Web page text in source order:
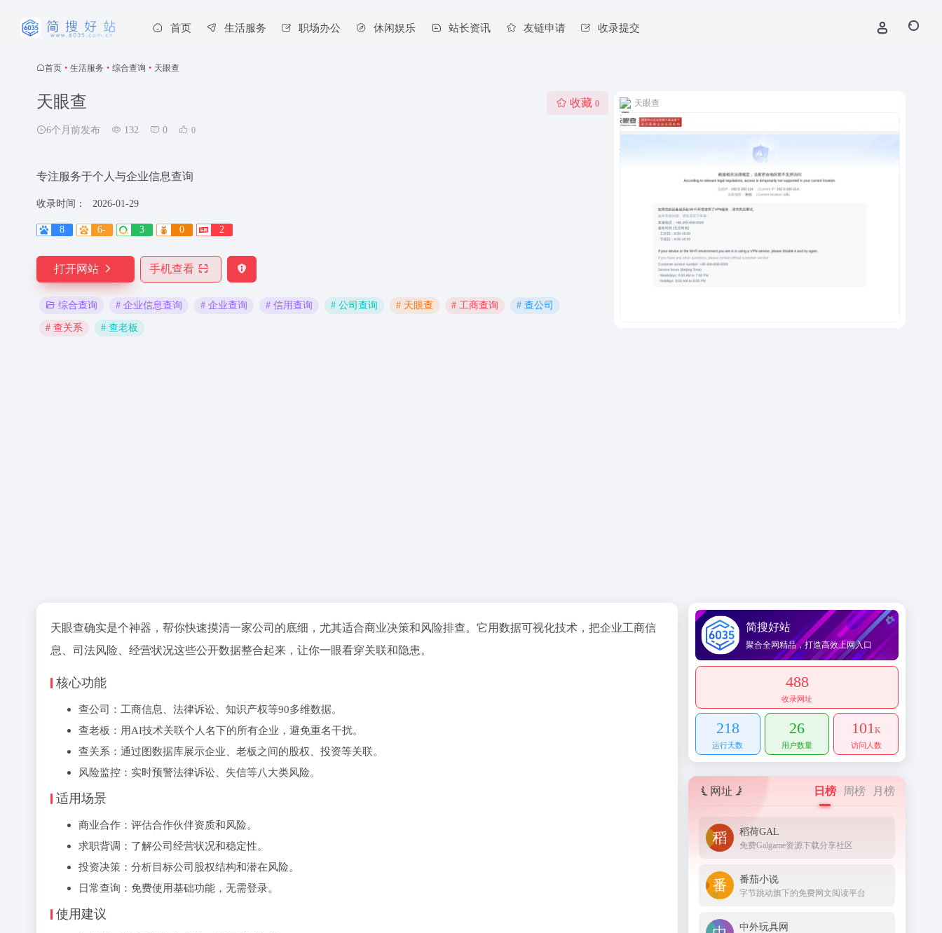
首页 生活服务 职场办公 休闲娱乐 站长资讯 友链申请 收录提交
首页 • 生活服务 • 综合查询 • 天眼查
天眼查
6个月前发布 132 0 0
收藏 0
专注服务于个人与企业信息查询
收录时间： 2026-01-29
8 6- 3 0 2
打开网站 手机查看
综合查询 # 企业信息查询 # 企业查询 # 信用查询 # 公司查询 # 天眼查 # 工商查询 # 查公司
# 查关系 # 查老板
天眼查
天眼查确实是个神器，帮你快速摸清一家公司的底细，尤其适合商业决策和风险排查。它用数据可视化技术，把企业工商信
息、司法风险、经营状况这些公开数据整合起来，让你一眼看穿关联和隐患。
核心功能
‌查公司‌：工商信息、法律诉讼、知识产权等90多维数据。
‌查老板‌：用AI技术关联个人名下的所有企业，避免重名干扰。
‌查关系‌：通过图数据库展示企业、老板之间的股权、投资等关联。
‌风险监控‌：实时预警法律诉讼、失信等八大类风险。
适用场景
‌商业合作‌：评估合作伙伴资质和风险。
‌求职背调‌：了解公司经营状况和稳定性。
‌投资决策‌：分析目标公司股权结构和潜在风险。
‌日常查询‌：免费使用基础功能，无需登录。
使用建议
简搜好站
聚合全网精品，打造高效上网入口
488
收录网址
218
运行天数
26
用户数量
101K
访问人数
网址 日榜 周榜 月榜
稻荷GAL
免费Galgame资源下载分享社区
番茄小说
字节跳动旗下的免费网文阅读平台
中外玩具网